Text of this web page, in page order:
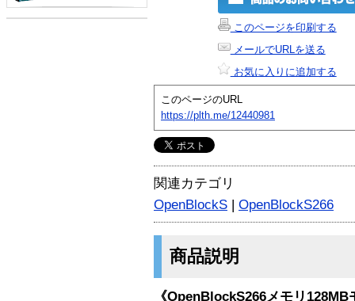
このページを印刷する
メールでURLを送る
お気に入りに追加する
このページのURL
https://plth.me/12440981
関連カテゴリ
OpenBlockS | OpenBlockS266
商品説明
《OpenBlockS266メモリ